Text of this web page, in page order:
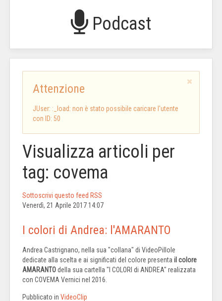
Podcast
Attenzione
JUser: :_load: non è stato possibile caricare l'utente
con ID: 50
Visualizza articoli per
tag: covema
Sottoscrivi questo feed RSS
Venerdì, 21 Aprile 2017 14:07
I colori di Andrea: l'AMARANTO
Andrea Castrignano, nella sua "collana" di VideoPillole
dedicate alla scelta e ai significati del colore presenta il colore
AMARANTOdella sua cartella "I COLORI di ANDREA" realizzata
con COVEMA Vernici nel 2016.
Pubblicato in VideoClip